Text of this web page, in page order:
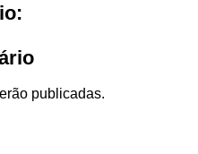
publicadas.